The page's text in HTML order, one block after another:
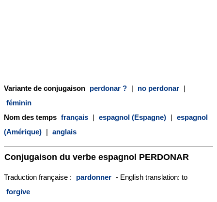
Variante de conjugaison perdonar ? | no perdonar |
féminin
Nom des temps français | espagnol (Espagne) | espagnol
(Amérique) | anglais
Conjugaison du verbe espagnol PERDONAR
Traduction française : pardonner - English translation: to
forgive